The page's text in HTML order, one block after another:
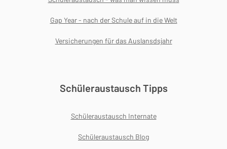
Gap Year - nach der Schule auf in die Welt
Versicherungen für das Auslansdsjahr
Schüleraustausch Tipps
Schüleraustausch Internate
Schüleraustausch Blog